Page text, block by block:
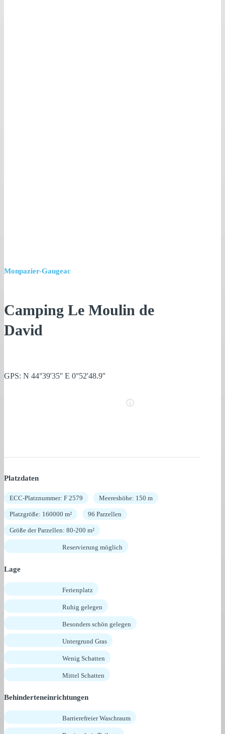
Monpazier-Gaugeac
Camping Le Moulin de
David
GPS: N 44°39'35'' E 0°52'48.9''
Platzdaten
ECC-Platznummer: F 2579 Meereshöhe: 150 m
Platzgröße: 160000 m² 96 Parzellen
Größe der Parzellen: 80-200 m²
Reservierung möglich
Lage
Ferienplatz
Ruhig gelegen
Besonders schön gelegen
Untergrund Gras
Wenig Schatten
Mittel Schatten
Behinderteneinrichtungen
Barrierefreier Waschraum